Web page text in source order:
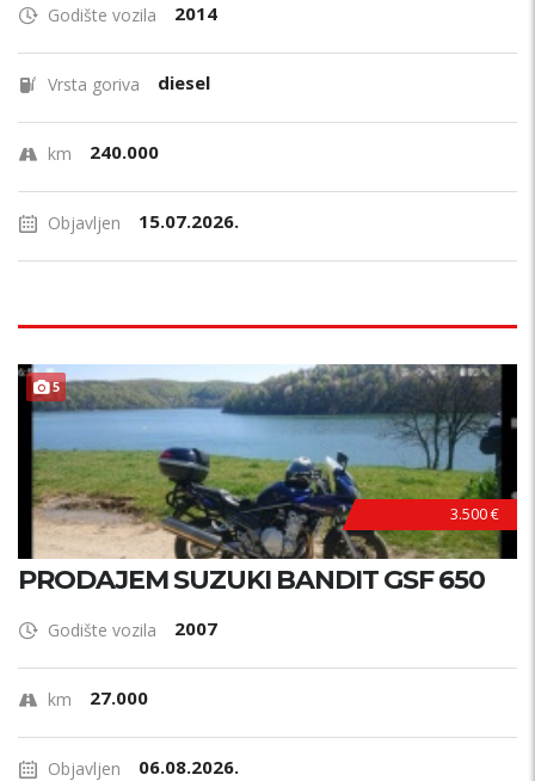
Godište vozila 2014
Vrsta goriva diesel
km 240.000
Objavljen 15.07.2026.
5
3.500 €
PRODAJEM SUZUKI BANDIT GSF 650
Godište vozila 2007
km 27.000
Objavljen 06.08.2026.